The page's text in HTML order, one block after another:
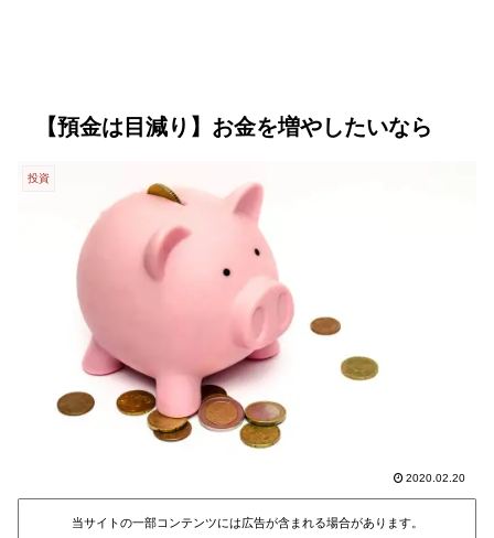
【預金は目減り】お金を増やしたいなら
投資
2020.02.20
当サイトの一部コンテンツには広告が含まれる場合があります。